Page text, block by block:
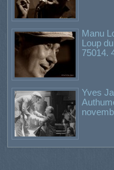
Manu
Loup
75014.
Yves